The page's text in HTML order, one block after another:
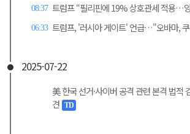
08:37 트럼프 “필리핀에 19% 상호관세 적용…
06:33 트럼프, '러시아 게이트' 언급…"오바마,
2025-07-22
美 한국 선거·사이버 공격 관련 본격 법
견
TD